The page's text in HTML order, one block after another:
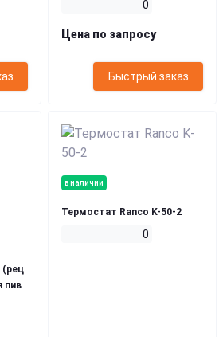
0
Цена по запросу
Быстрый заказ
(рец
пив
в наличии
Термостат Ranco K-50-2
0